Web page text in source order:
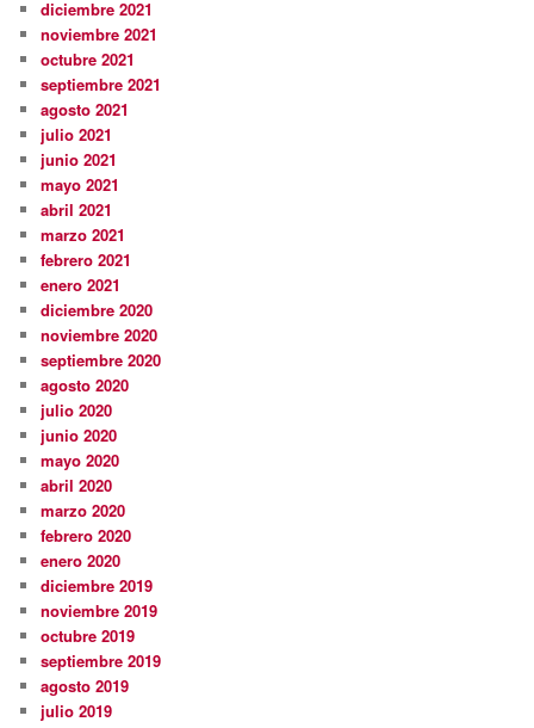
diciembre 2021
noviembre 2021
octubre 2021
septiembre 2021
agosto 2021
julio 2021
junio 2021
mayo 2021
abril 2021
marzo 2021
febrero 2021
enero 2021
diciembre 2020
noviembre 2020
septiembre 2020
agosto 2020
julio 2020
junio 2020
mayo 2020
abril 2020
marzo 2020
febrero 2020
enero 2020
diciembre 2019
noviembre 2019
octubre 2019
septiembre 2019
agosto 2019
julio 2019